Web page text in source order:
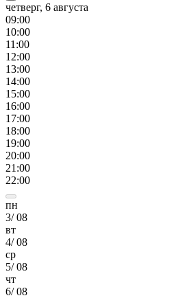
четверг, 6 августа
09:00
10:00
11 :00
12:00
13:00
14:00
15:00
16:00
17:00
18:00
19:00
20:00
21 :00
22:00
пн
3/08
вт
4/08
ср
5/08
чт
6/08